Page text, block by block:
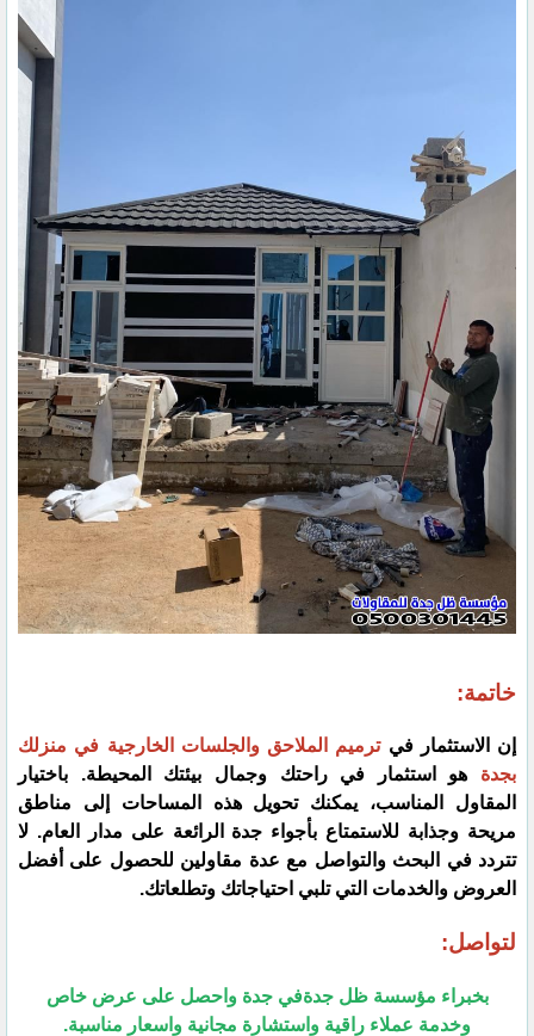
خاتمة:
إن الاستثمار فيترميم الملاحق والجلسات الخارجية في منزلك
بجدة هو استثمار في راحتك وجمال بيئتك المحيطة. باختيار
المقاول المناسب، يمكنك تحويل هذه المساحات إلى مناطق
مريحة وجذابة للاستمتاع بأجواء جدة الرائعة على مدار العام. لا
تتردد في البحث والتواصل مع عدة مقاولين للحصول على أفضل
العروض والخدمات التي تلبي احتياجاتك وتطلعاتك.
لتواصل:
بخبراء مؤسسة ظل جدةفي جدة واحصل على عرض خاص
وخدمة عملاء راقية واستشارة مجانية واسعار مناسبة.